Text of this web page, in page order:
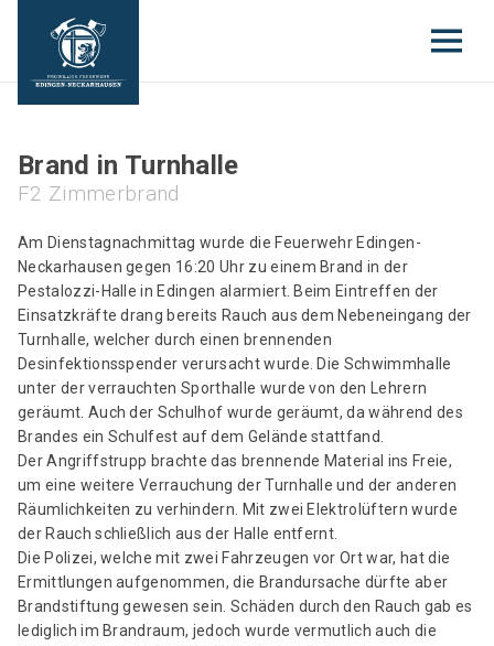
Brand in Turnhalle
F2 Zimmerbrand
Am Dienstagnachmittag wurde die Feuerwehr Edingen-
Neckarhausen gegen 16:20 Uhr zu einem Brand in der
Pestalozzi-Halle in Edingen alarmiert. Beim Eintreffen der
Einsatzkräfte drang bereits Rauch aus dem Nebeneingang der
Turnhalle, welcher durch einen brennenden
Desinfektionsspender verursacht wurde. Die Schwimmhalle
unter der verrauchten Sporthalle wurde von den Lehrern
geräumt. Auch der Schulhof wurde geräumt, da während des
Brandes ein Schulfest auf dem Gelände stattfand.
Der Angriffstrupp brachte das brennende Material ins Freie,
um eine weitere Verrauchung der Turnhalle und der anderen
Räumlichkeiten zu verhindern. Mit zwei Elektrolüftern wurde
der Rauch schließlich aus der Halle entfernt.
Die Polizei, welche mit zwei Fahrzeugen vor Ort war, hat die
Ermittlungen aufgenommen, die Brandursache dürfte aber
Brandstiftung gewesen sein. Schäden durch den Rauch gab es
lediglich im Brandraum, jedoch wurde vermutlich auch die